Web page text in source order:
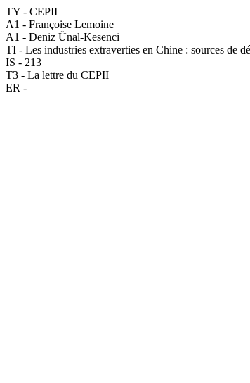
TY - CEPII
A1 - Françoise Lemoine
A1 - Deniz Ünal-Kesenci
TI - Les industries extraverties en Chine : sources de
IS - 213
T3 - La lettre du CEPII
ER -